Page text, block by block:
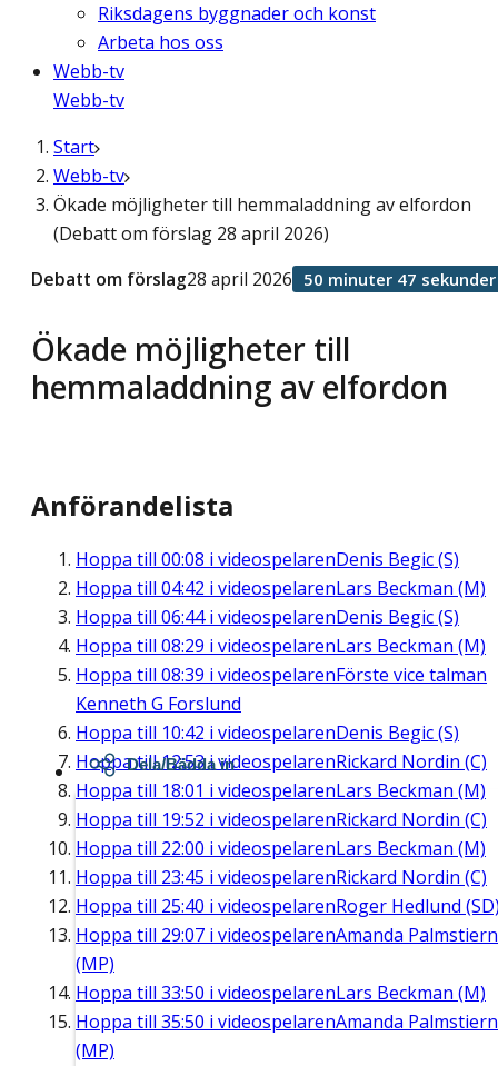
Riksdagens byggnader och konst
Arbeta hos oss
Webb-tv
Webb-tv
Start
Webb-tv
Ökade möjligheter till hemmaladdning av elfordon
(Debatt om förslag 28 april 2026)
Ökade möjligheter till
hemmaladdning av elfordon
Debatt om förslag28 april 2026 50 minuter 47 sekunder
Anförandelista
Hoppa till 00:08 i videospelarenDenis Begic (S)
Hoppa till 04:42 i videospelarenLars Beckman (M)
Hoppa till 06:44i videospelarenDenis Begic (S)
Hoppa till 08:29 i videospelarenLars Beckman (M)
Hoppa till 08:39 i videospelarenFörste vice talman
Kenneth G Forslund
Hoppa till 10:42 i videospelarenDenis Begic (S)
Hoppa till12:53i videospelarenRickard Nordin (C)
Hoppa till 18:01 i videospelarenLars Beckman (M)
Hoppa till 19:52 i videospelarenRickard Nordin (C)
Hoppa till 22:00 i videospelarenLars Beckman (M)
Hoppa till 23:45 i videospelarenRickard Nordin (C)
Hoppa till 25:40 i videospelarenRoger Hedlund
Hoppa till 29:07 i videospelarenAmanda
(MP)
Hoppa till 33:50 i videospelarenLars Beckman (M)
Hoppa till 35:50 i videospelarenAmanda
(MP)
Dela/Bädda in